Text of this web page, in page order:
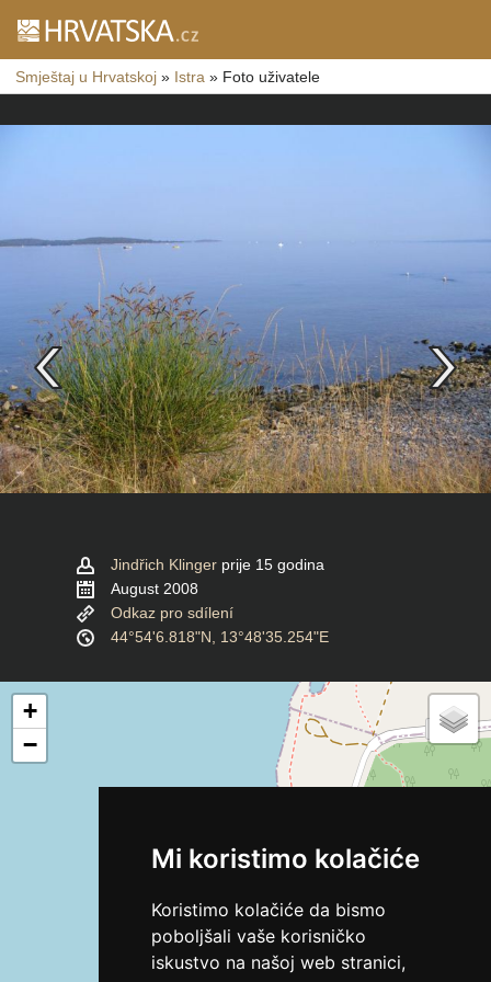
Mi koristimo kolačiće
Koristimo kolačiće da bismo
poboljšali vaše korisničko
iskustvo na našoj web stranici,
Smještaj u Hrvatskoj » Istra » Foto uživatele
Jindřich Klinger prije 15 godina
August 2008
Odkaz pro sdílení
44°54'6.818"N, 13°48'35.254"E
+
−